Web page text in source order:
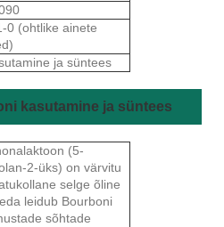
0 (ohtlike ainete
ja süntees
kasutamine ja süntees
(5-
2-üks) on värvitu
selge õline
leidub Bourboni
sõhtade